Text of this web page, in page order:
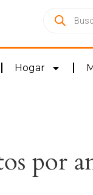
Hogar
por